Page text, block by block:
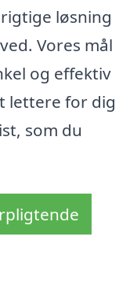
løsning
Vores mål
og effektiv
lettere for dig
som du